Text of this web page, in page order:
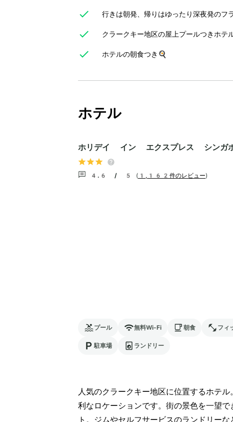
行きは朝発、帰りはゆったり深夜発の
クラークキー地区の屋上プールつきホテ
ホテルの朝食つき🍳
ホテル
ホリデイ イン エクスプレス シン
4.6 / 5 ( 1,162件のレビュー)
プール 無料Wi-Fi 朝食 フィ
駐車場 ランドリー
人気のクラークキー地区に位置するホテ
利なロケーションです。街の景色を一望
ト。ジムやセルフサービスのランドリーな